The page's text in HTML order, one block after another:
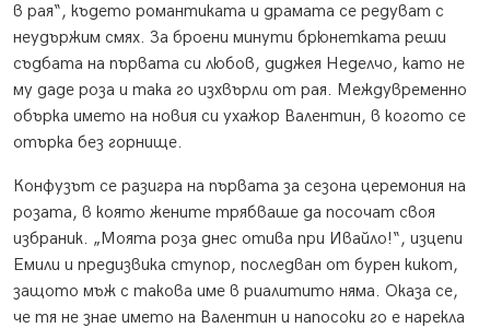
в рая“, където романтиката и драмата се редуват с
неудържим смях. За броени минути брюнетката реши
съдбата на първата си любов, диджея Неделчо, като не
му даде роза и така го изхвърли от рая. Междувременно
обърка името на новия си ухажор Валентин, в когото се
отърка без горнище.
Конфузът се разигра на първата за сезона церемония на
розата, в която жените трябваше да посочат своя
избраник. „Моята роза днес отива при Ивайло!“, изцепи
Емили и предизвика ступор, последван от бурен кикот,
защото мъж с такова име в риалитито няма. Оказа се,
че тя не знае името на Валентин и напосоки го е нарекла